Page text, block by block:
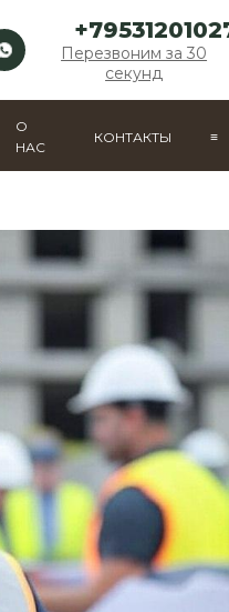
Перезвоним за 30
секунд
О
НАС
КОНТАКТЫ ≡